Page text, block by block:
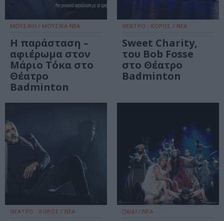
ΜΟΥΣΙΚΗ / ΜΟΥΣΙΚΑ ΝΕΑ
Η παράσταση –
αφιέρωμα στον
Μάριο Τόκα στο
Θέατρο
Badminton
ΘΕΑΤΡΟ - ΧΟΡΟΣ / ΝΕΑ
Sweet Charity,
του Bob Fosse
στο Θέατρο
Badminton
ΘΕΑΤΡΟ - ΧΟΡΟΣ / ΝΕΑ ΠΑΙΔΙ / ΝΕΑ